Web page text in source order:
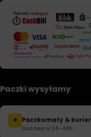
Paczki wysyłamy
P Paczkomaty & kurier
Dostawa w 24–48h